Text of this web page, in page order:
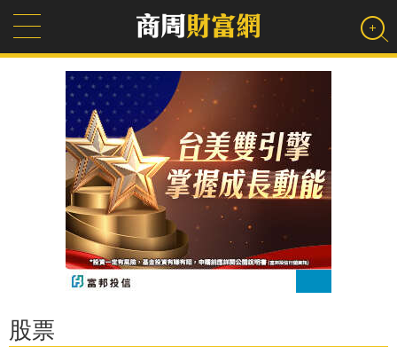
股票